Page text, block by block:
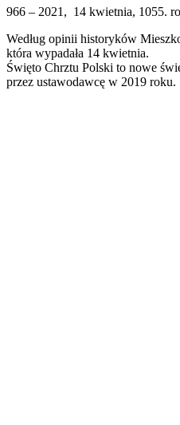
966 – 2021, 14 kwietnia, 1055.
Według opinii historyków
która wypadała 14 kwietnia.
Święto Chrztu Polski to nowe
przez ustawodawcę w 2019 roku.